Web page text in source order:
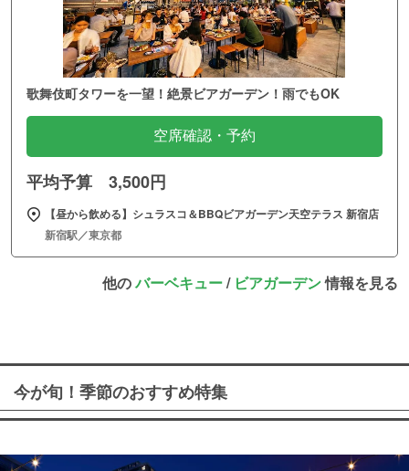
歌舞伎町タワーを一望！絶景ビアガーデン！雨でもOK
空席確認・予約
平均予算 3,500円
【昼から飲める】シュラスコ＆BBQビアガーデン天空テラス 新宿店
新宿駅／東京都
他のバーベキュー/ ビアガーデン情報を見る
今が旬！季節のおすすめ特集